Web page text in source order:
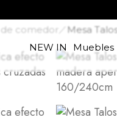
NEW IN Muebles
de comedor Mesa